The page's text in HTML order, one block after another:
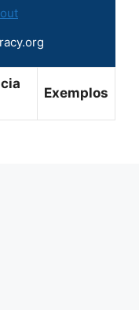
Exemplos